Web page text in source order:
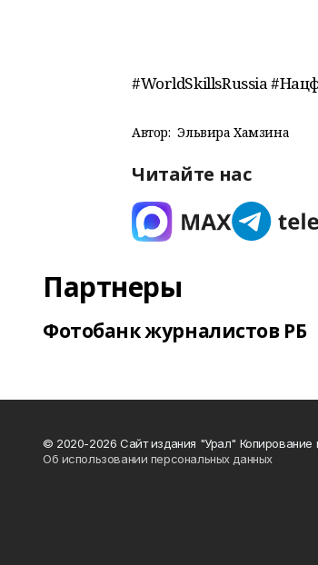
#WorldSkillsRussia
Автор: Эльвира Хамзина
Читайте нас
Партнеры
Фотобанк журналистов РБ
© 2020-2026 Сайт издания "Урал" Копирование
Об использовании персональных данных